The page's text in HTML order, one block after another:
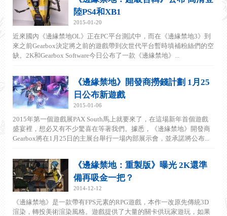
陸PS4和XB1
2015-01-20
近來國內《邊緣禁地OL》正在PC平台測試中，而在《邊緣禁地3》到
來之前Gearbox決定將之前的遊戲帶到次世代平台暫時填補粉絲們的空
缺。2K和Gearbox Software今日公布了一款《邊緣禁地》...
《邊緣禁地》開發商撈錢計劃 1月25
日公布新遊戲
2015-01-06
2015年第一個遊戲展PAX South馬上就要來了，在這場新年首個遊戲
盛宴裡，想必又有不少驚喜在等著我們。據悉，《邊緣禁地》開發商
Gearbox將在1月25日的主展台舉行一場內部展示會，並承諾將公布...
《邊緣禁地：重製版》曝光 2K還準
備再吸金一把？
2014-12-12
《邊緣禁地》是一款帶有FPS元素的RPG遊戲，本作一改原先傳統3D
渲染，轉投美術渲染風格。遊戲提供了大量的關卡供玩家遊玩，如果